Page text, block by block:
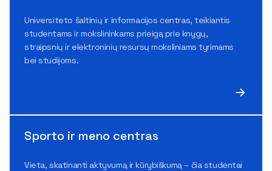
Universiteto šaltinių ir informacijos centras, teikiantis
studentams ir mokslininkams prieigą prie knygų,
straipsnių ir elektroninių resursų moksliniams tyrimams
bei studijoms.
Sporto ir meno centras
Vieta, skatinanti aktyvumą ir kūrybiškumą – čia studentai